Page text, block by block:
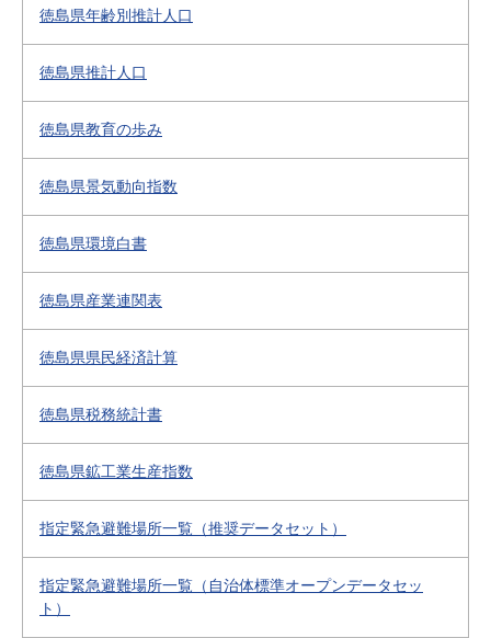
徳島県年齢別推計人口
徳島県推計人口
徳島県教育の歩み
徳島県景気動向指数
徳島県環境白書
徳島県産業連関表
徳島県県民経済計算
徳島県税務統計書
徳島県鉱工業生産指数
指定緊急避難場所一覧（推奨データセット）
指定緊急避難場所一覧（自治体標準オープンデータセッ
ト）